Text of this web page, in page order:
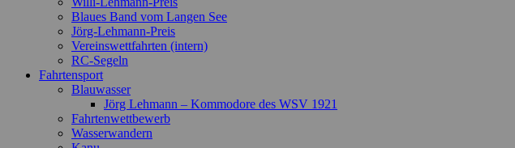
Blaues Band vom Langen See
Jörg-Lehmann-Preis
Vereinswettfahrten (intern)
RC-Segeln
Fahrtensport
Blauwasser
Jörg Lehmann – Kommodore des WSV 1921
Fahrtenwettbewerb
Wasserwandern